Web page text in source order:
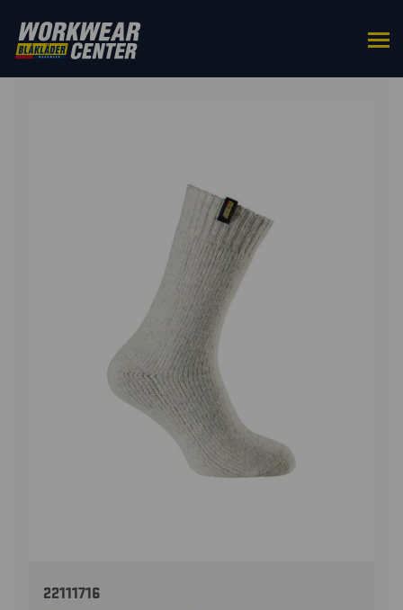
ETUSIVU/ASUSTEET / PAKSU VILLASUKKA
22111716